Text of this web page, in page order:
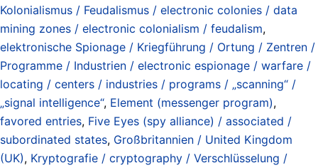
Kolonialismus / Feudalismus / electronic colonies / data
mining zones / electronic colonialism / feudalism,
elektronische Spionage / Kriegführung / Ortung / Zentren /
Programme / Industrien / electronic espionage / warfare /
locating / centers / industries / programs / „scanning“ /
„signal intelligence“, Element (messenger program),
favored entries, Five Eyes (spy alliance) / associated /
subordinated states, Großbritannien / United Kingdom
(UK), Kryptografie / cryptography / Verschlüsselung /